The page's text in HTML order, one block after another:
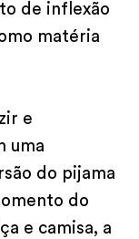
de inflexão
matéria
e
uma
do pijama
do
e camisa, a